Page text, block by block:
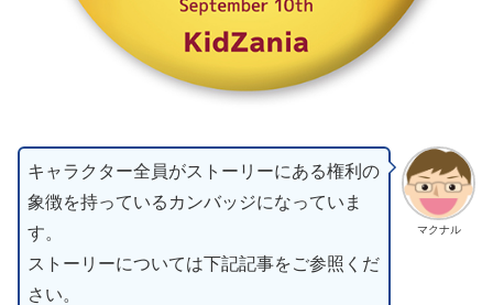
マクナル
キャラクター全員がストーリーにある権利の
象徴を持っているカンバッジになっていま
す。
ストーリーについては下記記事をご参照くだ
さい。